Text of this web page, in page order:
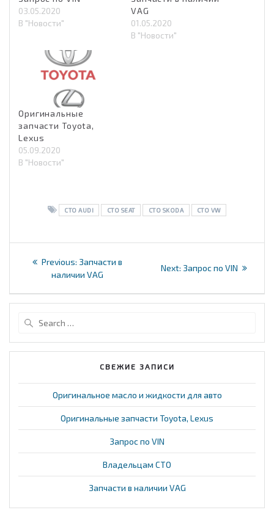
03.05.2020
В "Новости"
VAG
01.05.2020
В "Новости"
Оригинальные
запчасти Toyota,
Lexus
05.09.2020
В "Новости"
СТО AUDI СТО SEAT СТО SKODA СТО VW
Навигация
записям
Previous: Previous
post:
Запчасти в
наличии VAG
Next: Next
Запрос по VIN
СВЕЖИЕ ЗАПИСИ
Оригинальное масло и жидкости для авто
Оригинальные запчасти Toyota, Lexus
Запрос по VIN
Владельцам СТО
Запчасти в наличии VAG